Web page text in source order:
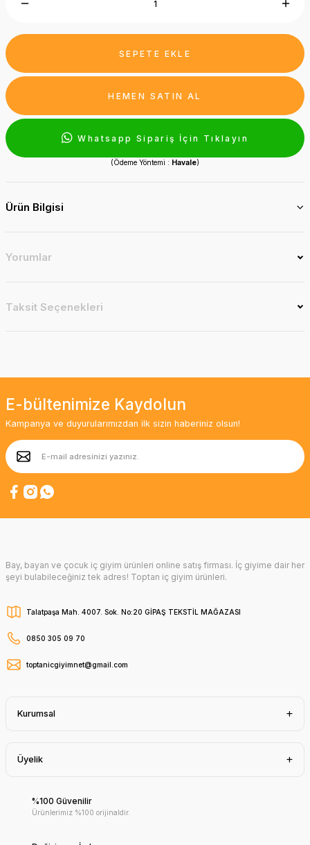
SEPETE EKLE
HEMEN SATIN AL
Whatsapp Sipariş İçin Tıklayın
(Ödeme Yöntemi : Havale)
Ürün Bilgisi
Yorumlar
Taksit Seçenekleri
E-bültenimize Kaydolun
Kampanya ve duyurularımızdan ilk sizin haberiniz olsun!
Bay, bayan ve çocuk iç giyim ürünleri online satış firması. İç giyime dair her
şeyi bulabileceğiniz tek adres! Toptan iç giyim ürünleri.
Talatpaşa Mah. 4007. Sok. No:20 GİPAŞ TEKSTİL MAĞAZASI
0850 305 09 70
toptanicgiyimnet@gmail.com
Kurumsal
Üyelik
%100 Güvenilir
Ürünlerimiz %100 orijinaldir.